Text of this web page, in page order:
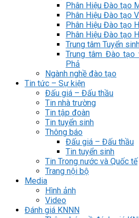
Phân Hiệu Đào tạo
Phân Hiệu Đào tạo
Phân Hiệu Đào tạo
Phân Hiệu Đào tạo
Trung tâm Tuyển
Trung tâm Đào
Phả
Ngành nghề đào tạo
Tin tức – Sự kiện
Đấu giá – Đấu thầu
Tin nhà trường
Tin tập đoàn
Tin tuyển sinh
Thông báo
Đấu giá – Đấu thầu
Tin tuyển sinh
Tin Trong nước và Quốc tế
Trang nội bộ
Media
Hình ảnh
Video
Đánh giá KNNN